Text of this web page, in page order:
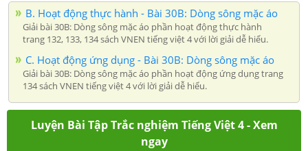
B. Hoạt động thực hành - Bài 30B: Dòng sông mặc áo
Giải bài 30B: Dòng sông mặc áo phần hoạt động thực hành
trang 132, 133, 134 sách VNEN tiếng việt 4 với lời giải dễ hiểu.
C. Hoạt động ứng dụng - Bài 30B: Dòng sông mặc áo
Giải bài 30B: Dòng sông mặc áo phần hoạt động ứng dụng trang
134 sách VNEN tiếng việt 4 với lời giải dễ hiểu.
Luyện Bài Tập Trắc nghiệm Tiếng Việt 4 - Xem
ngay